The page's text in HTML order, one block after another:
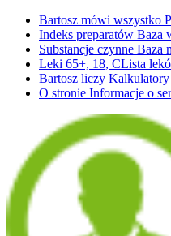
Bartosz mówi wszystko
Indeks preparatów Baza
Substancje czynne Baza
Leki 65+, 18, CLista
Bartosz liczy Kalkulatory
O stronie Informacje o